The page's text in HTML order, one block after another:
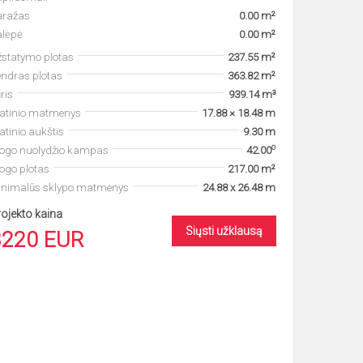
0.00 m²
0.00 m²
plotas
237.55 m²
plotas
363.82 m²
939.14 m³
matmenys
17.88 × 18.48 m
aukštis
9.30 m
nuolydžio kampas
42.00o
plotas
217.00 m²
sklypo matmenys
24.88 x 26.48 m
kaina
EUR Siųsti užklausą